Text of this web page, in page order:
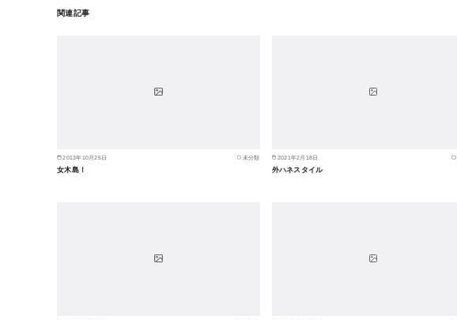
関連記事
2013年10月25日 未分類
女木島！
2021年2月18日
外ハネスタイル